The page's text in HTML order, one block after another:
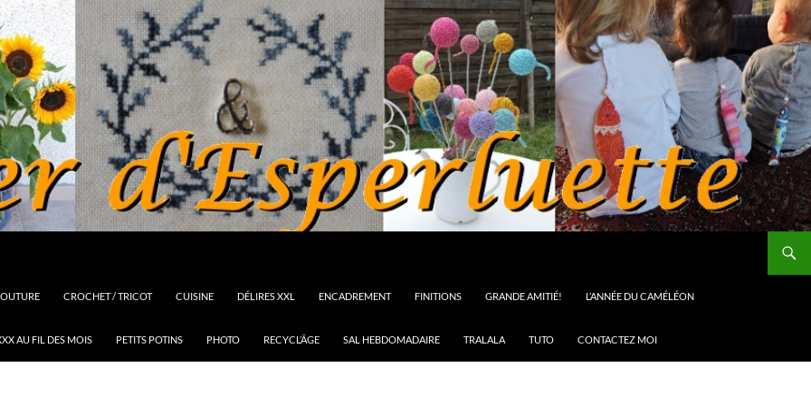
CROCHET / TRICOT CUISINE DÉLIRES XXL ENCADREMENT FINITIONS GRANDE AMITIÉ! L’ANNÉE DU CAMÉLÉON
AU FIL DES MOIS PETITS POTINS PHOTO RECYCL’ÂGE SAL HEBDOMADAIRE TRALALA TUTO CONTACTEZ MOI